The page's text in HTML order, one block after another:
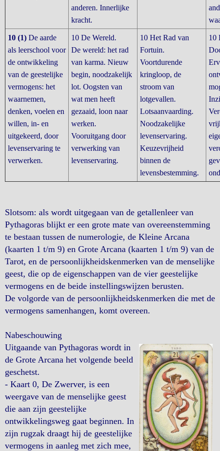
anderen. Innerlijke
kracht.
10 (1) De aarde
als leerschool voor
de ontwikkeling
van de geestelijke
vermogens: het
waarnemen,
denken, voelen en
willen, in- en
uitgekeerd, door
levenservaring te
verwerken.
10 De Wereld.
De wereld: het rad
van karma. Nieuw
begin, noodzakelijk
lot. Oogsten van
wat men heeft
gezaaid, loon naar
werken.
Vooruitgang door
verwerking van
levenservaring.
10 Het Rad van
Fortuin.
Voortdurende
kringloop, de
stroom van
lotgevallen.
Lotsaanvaarding.
Noodzakelijke
levenservaring.
Keuzevrijheid
binnen de
levensbestemming.
10
Slotsom: als wordt uitgegaan van de getallenleer van
Pythagoras blijkt er een grote mate van overeenstemming
te bestaan tussen de numerologie, de Kleine Arcana
(kaarten 1 t/m 9) en Grote Arcana (kaarten 1 t/m 9) van de
Tarot, en de persoonlijkheidskenmerken van de menselijke
geest, die op de eigenschappen van de vier geestelijke
vermogens en de beide instellingswijzen berusten.
De volgorde van de persoonlijkheidskenmerken die met de
vermogens samenhangen, komt overeen.
Nabeschouwing
Uitgaande van Pythagoras wordt in
de Grote Arcana het volgende beeld
geschetst.
- Kaart 0, De Zwerver, is een
weergave van de menselijke geest
die aan zijn geestelijke
ontwikkelingsweg gaat beginnen. In
zijn rugzak draagt hij de geestelijke
vermogens in aanleg met zich mee,